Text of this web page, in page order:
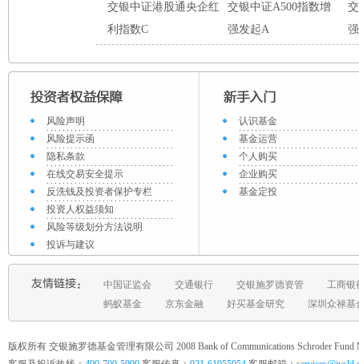
交银中证港股通央企红
利指数C
交银中证A500指数增
强发起A
风险声明
风险提示函
隐私条款
在线交易安全提示
反洗钱及投资者保护专栏
投资人权益须知
风险等级划分方法说明
投诉与建议
认识基金
基金运营
个人购买
企业购买
基金定投
中国证监会 交通银行 交银施罗德资管
工商银
蚂蚁基金
京东金融 好买基金研究 深圳众禄基
版权所有 交银施罗德基金管理有限公司 2008 Bank of Communications Schroder Fund